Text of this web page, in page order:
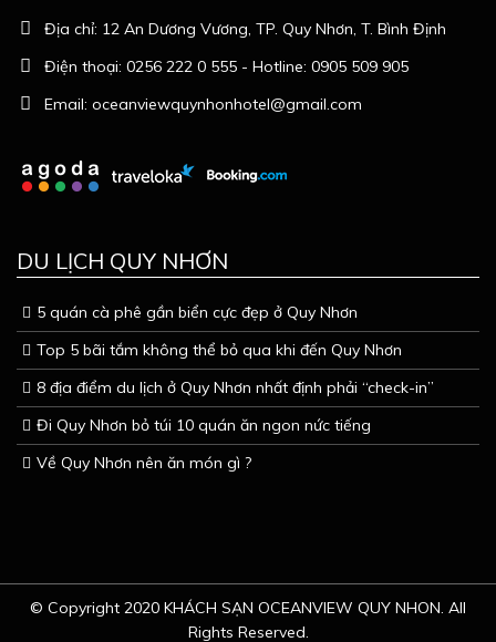
Địa chỉ: 12 An Dương Vương, TP. Quy Nhơn, T. Bình Định
Điện thoại: 0256 222 0 555 - Hotline: 0905 509 905
Email: oceanviewquynhonhotel@gmail.com
DU LỊCH QUY NHƠN
5 quán cà phê gần biển cực đẹp ở Quy Nhơn
Top 5 bãi tắm không thể bỏ qua khi đến Quy Nhơn
8 địa điểm du lịch ở Quy Nhơn nhất định phải “check-in”
Đi Quy Nhơn bỏ túi 10 quán ăn ngon nức tiếng
Về Quy Nhơn nên ăn món gì ?
© Copyright 2020 KHÁCH SẠN OCEANVIEW QUY NHON. All
Rights Reserved.